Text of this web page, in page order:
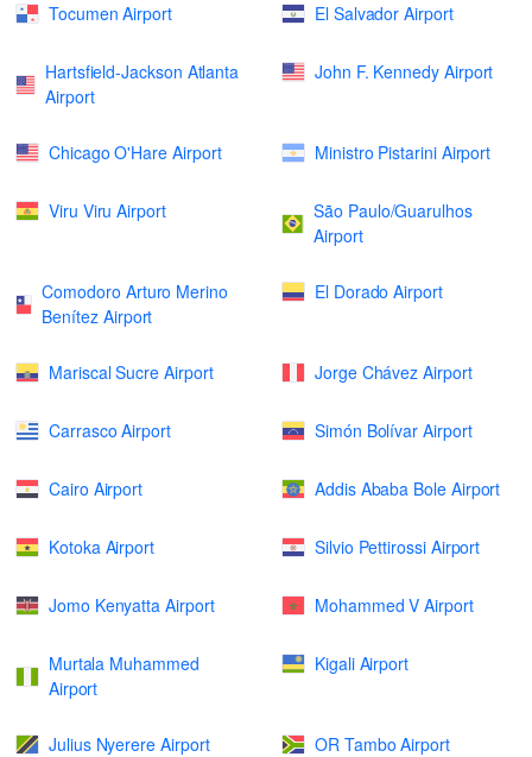
Tocumen Airport El Salvador Airport
Hartsfield-Jackson Atlanta
Airport
John F. Kennedy Airport
Chicago O'Hare Airport Ministro Pistarini Airport
Viru Viru Airport
São Paulo/Guarulhos
Airport
Comodoro Arturo Merino
Benítez Airport
El Dorado Airport
Mariscal Sucre Airport Jorge Chávez Airport
Carrasco Airport Simón Bolívar Airport
Cairo Airport Addis Ababa Bole Airport
Kotoka Airport Silvio Pettirossi Airport
Jomo Kenyatta Airport Mohammed V Airport
Murtala Muhammed
Airport
Kigali Airport
Julius Nyerere Airport OR Tambo Airport